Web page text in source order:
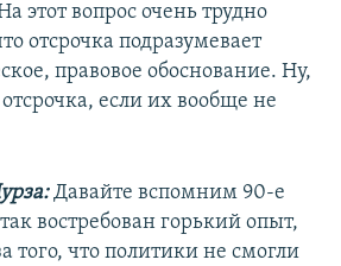
этот вопрос очень трудно
отсрочка подразумевает
правовое обоснование. Ну,
если их вообще не
Давайте вспомним 90-е
востребован горький опыт,
того, что политики не смогли